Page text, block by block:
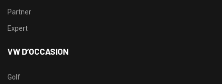
Partner
Expert
VW D’OCCASION
Golf